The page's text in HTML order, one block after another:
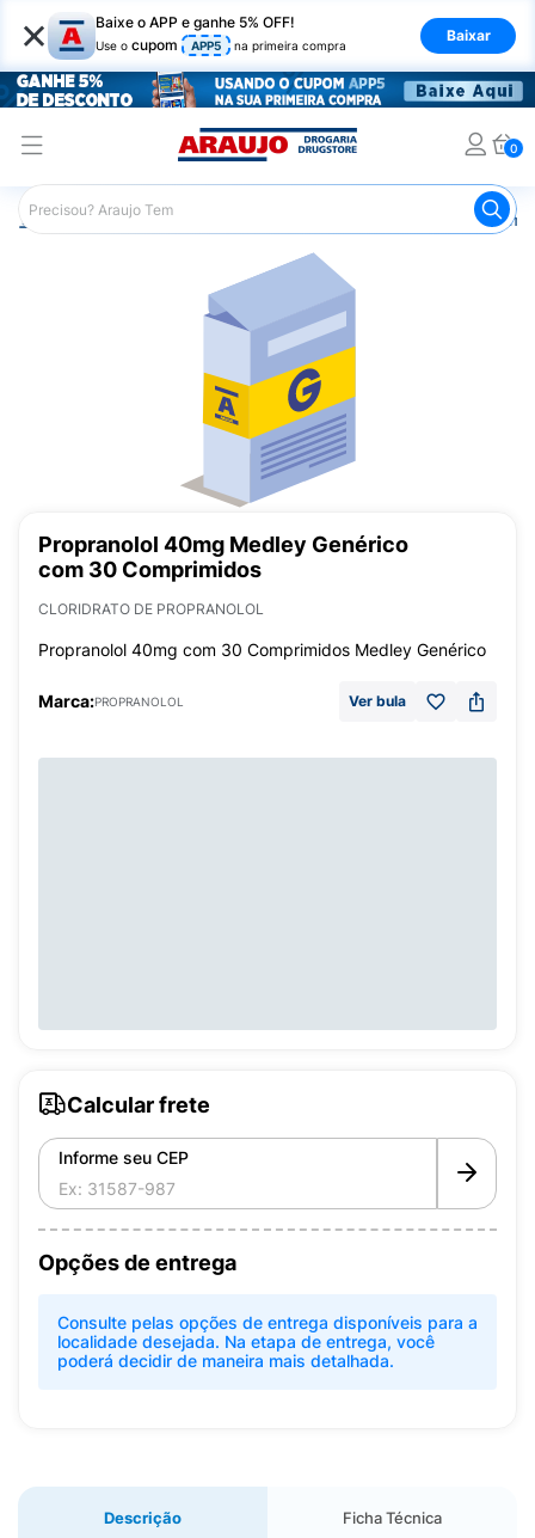
× Baixe o APP e ganhe 5% OFF!
Use o cupom APP5 na primeira compra
Baixar
0
Araujo Medicamentos
Propranolol 40mg Medley Genérico
com 30 Comprimidos
CLORIDRATO DE PROPRANOLOL
Propranolol 40mg com 30 Comprimidos Medley Genérico
Marca:PROPRANOLOL Ver bula
Calcular frete
Informe seu CEP
Opções de entrega
Consulte pelas opções de entrega disponíveis para a
localidade desejada. Na etapa de entrega, você
poderá decidir de maneira mais detalhada.
Descrição Ficha Técnica